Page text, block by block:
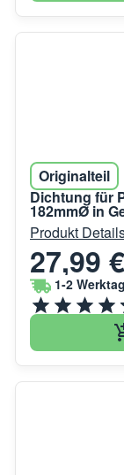
Originalteil
Dichtung für
182mmØ in
Produkt
27,99 €
1-2